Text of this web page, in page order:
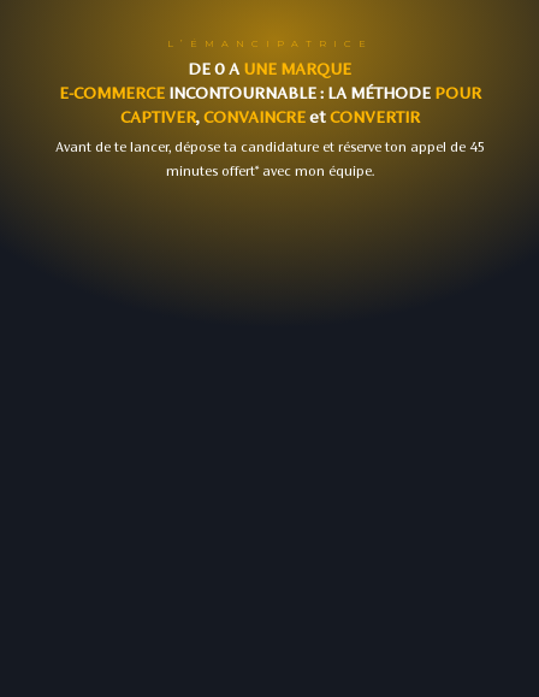
L’ÉMANCIPATRICE
DE 0 A UNE MARQUE
E-COMMERCE INCONTOURNABLE : LA MÉTHODE POUR
CAPTIVER, CONVAINCREet CONVERTIR
Avant de te lancer, dépose ta candidature et réserve ton appel de 45
minutes offert* avec mon équipe.